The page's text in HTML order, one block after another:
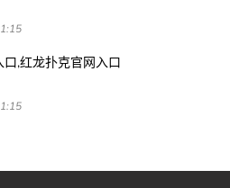
,红龙扑克官网入口